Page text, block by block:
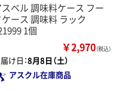
スベル 調味料ケース フー
ケース 調味料 ラック
1個
￥2,970（税込）
け日：8月8日（土）
アスクル在庫商品